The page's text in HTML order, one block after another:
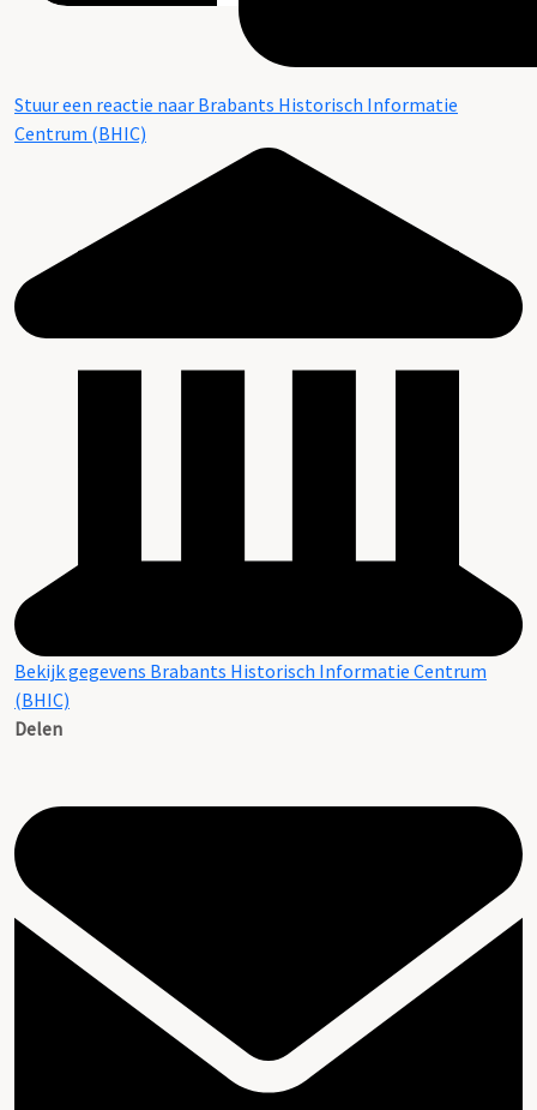
Stuur een reactie naar Brabants Historisch Informatie
Centrum (BHIC)
Bekijk gegevens Brabants Historisch Informatie Centrum
(BHIC)
Delen